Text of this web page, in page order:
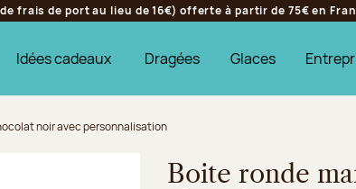
frais de port au lieu de 16€) offerte à partir de 75€ en
Idées cadeaux Dragées Glaces
noir avec personnalisation
Boite ronde